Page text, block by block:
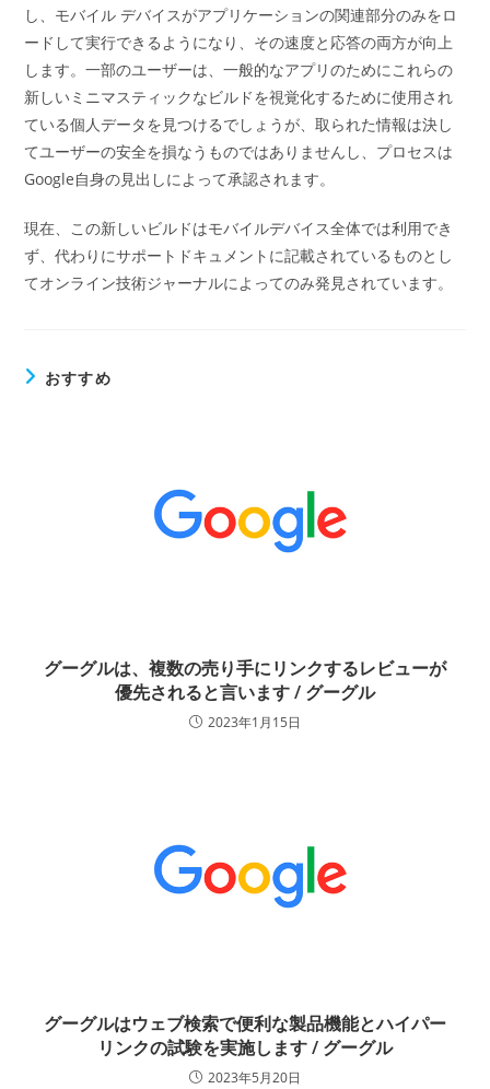
し、モバイル デバイスがアプリケーションの関連部分のみをロ
ードして実行できるようになり、その速度と応答の両方が向上
します。一部のユーザーは、一般的なアプリのためにこれらの
新しいミニマスティックなビルドを視覚化するために使用され
ている個人データを見つけるでしょうが、取られた情報は決し
てユーザーの安全を損なうものではありませんし、プロセスは
Google自身の見出しによって承認されます。
現在、この新しいビルドはモバイルデバイス全体では利用でき
ず、代わりにサポートドキュメントに記載されているものとし
てオンライン技術ジャーナルによってのみ発見されています。
おすすめ
グーグルは、複数の売り手にリンクするレビューが
優先されると言います / グーグル
2023年1月15日
グーグルはウェブ検索で便利な製品機能とハイパー
リンクの試験を実施します / グーグル
2023年5月20日